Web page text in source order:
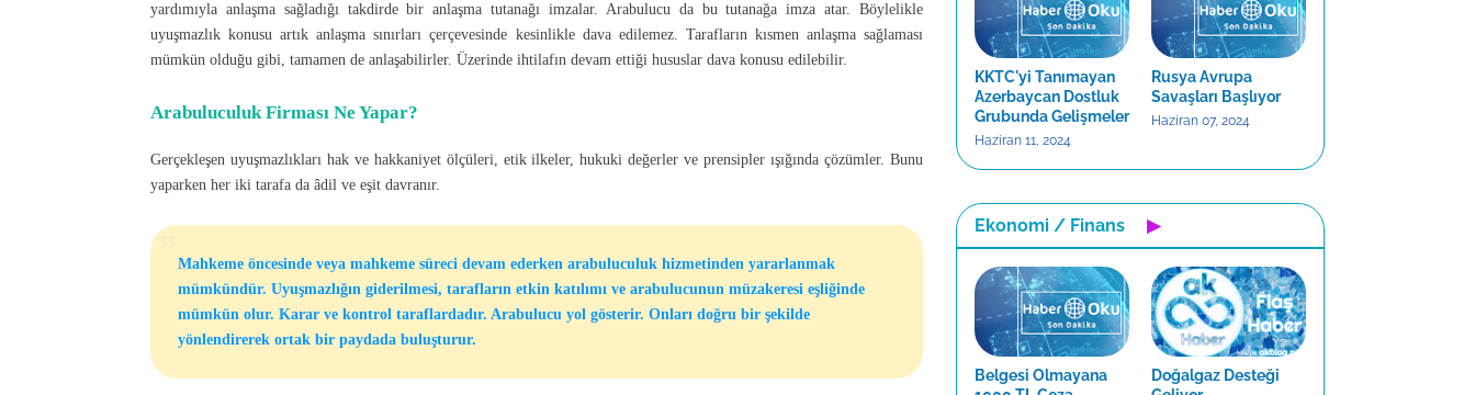
yardımıyla anlaşma sağladığı takdirde bir anlaşma tutanağı imzalar. Arabulucu da bu tutanağa imza atar. Böylelikle
uyuşmazlık konusu artık anlaşma sınırları çerçevesinde kesinlikle dava edilemez. Tarafların kısmen anlaşma sağlaması
mümkün olduğu gibi, tamamen de anlaşabilirler. Üzerinde ihtilafın devam ettiği hususlar dava konusu edilebilir.
Arabuluculuk Firması Ne Yapar?
Gerçekleşen uyuşmazlıkları hak ve hakkaniyet ölçüleri, etik ilkeler, hukuki değerler ve prensipler ışığında çözümler. Bunu
yaparken her iki tarafa da âdil ve eşit davranır.
Mahkeme öncesinde veya mahkeme süreci devam ederken arabuluculuk hizmetinden yararlanmak
mümkündür. Uyuşmazlığın giderilmesi, tarafların etkin katılımı ve arabulucunun müzakeresi eşliğinde
mümkün olur. Karar ve kontrol taraflardadır. Arabulucu yol gösterir. Onları doğru bir şekilde
yönlendirerek ortak bir paydada buluşturur.
KKTC'yi Tanımayan
Azerbaycan Dostluk
Grubunda Gelişmeler
Haziran 11, 2024
Rusya Avrupa
Savaşları Başlıyor
Haziran 07, 2024
Ekonomi / Finans ▶
Belgesi Olmayana
Doğalgaz Desteği